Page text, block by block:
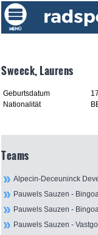
Sweeck, Laurens
Geburtsdatum
Nationalität
Teams
Alpecin-Deceuninck
Pauwels Sauzen -
Pauwels Sauzen -
Pauwels Sauzen -